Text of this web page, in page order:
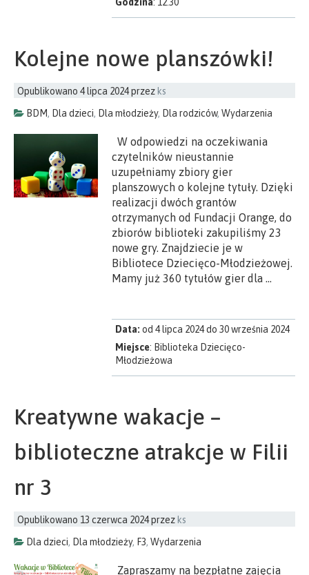
Kolejne nowe planszówki!
Opublikowano 4 lipca 2024przez ks
BDM, Dla dzieci, Dla młodzieży, Dla rodziców, Wydarzenia
W odpowiedzi na oczekiwania
czytelników nieustannie
uzupełniamy zbiory gier
planszowych o kolejne tytuły. Dzięki
realizacji dwóch grantów
otrzymanych od Fundacji Orange, do
zbiorów biblioteki zakupiliśmy 23
nowe gry. Znajdziecie je w
Bibliotece Dziecięco-Młodzieżowej.
Mamy już 360 tytułów gier dla …
Data:od 4 lipca 2024 do 30 września 2024
Miejsce: Biblioteka Dziecięco-
Młodzieżowa
Kreatywne wakacje –
biblioteczne atrakcje w Filii
nr 3
Opublikowano 13 czerwca 2024przez ks
Dla dzieci, Dla młodzieży, F3, Wydarzenia
Zapraszamy na bezpłatne zajęcia